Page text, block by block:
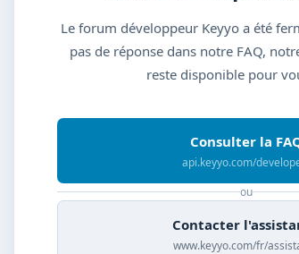
Le forum développeur Keyyo a été
pas de réponse dans notre FAQ,
reste disponible pour
Consulter la
api.keyyo.com/
ou
Contacter
www.keyyo.com/fr/